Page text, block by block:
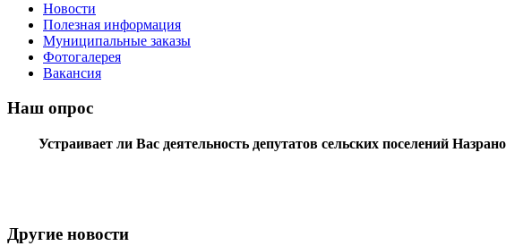
Новости
Полезная информация
Муниципальные заказы
Фотогалерея
Вакансия
Наш опрос
Устраивает ли Вас деятельность депутатов сельских поселений
Другие новости